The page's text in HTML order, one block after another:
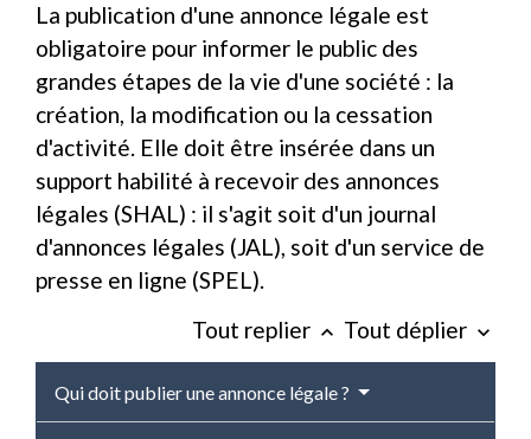
La publication d'une annonce légale est
obligatoire pour informer le public des
grandes étapes de la vie d'une société : la
création, la modification ou la cessation
d'activité. Elle doit être insérée dans un
support habilité à recevoir des annonces
légales (SHAL) : il s'agit soit d'un journal
d'annonces légales (JAL), soit d'un service de
presse en ligne (SPEL).
Tout replier keyboard_arrow_up Tout déplier keyboard_arrow_down
Qui doit publier une annonce légale ?